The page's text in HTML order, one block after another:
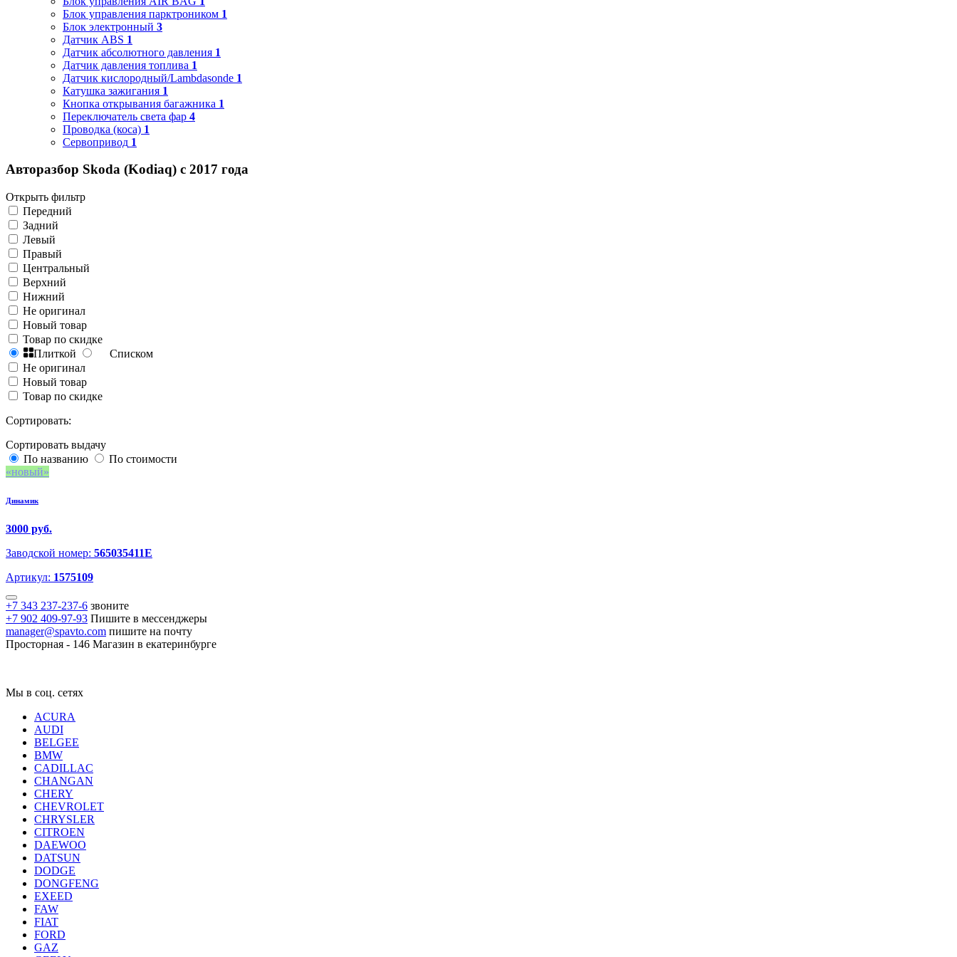
Блок управления парктроником 1
Блок электронный 3
Датчик ABS 1
Датчик абсолютного давления 1
Датчик давления топлива 1
Датчик кислородный/Lambdasonde 1
Катушка зажигания 1
Кнопка открывания багажника 1
Переключатель света фар 4
Проводка (коса) 1
Сервопривод 1
Авторазбор Skoda (Kodiaq) с 2017 года
Открыть фильтр
Передний
Задний
Левый
Правый
Центральный
Верхний
Нижний
Не оригинал
Новый товар
Товар по скидке
Плиткой
Списком
Не оригинал
Новый товар
Товар по скидке
Сортировать:
Сортировать выдачу
По названию
По стоимости
новый
Динамик
3000 руб.
Заводской номер: 565035411E
Артикул: 1575109
+7 343 237-237-6 звоните
+7 902 409-97-93 Пишите в мессенджеры
manager@spavto.com пишите на почту
Просторная - 146 Магазин в екатеринбурге
Мы в соц. сетях
ACURA
AUDI
BELGEE
BMW
CADILLAC
CHANGAN
CHERY
CHEVROLET
CHRYSLER
CITROEN
DAEWOO
DATSUN
DODGE
DONGFENG
EXEED
FAW
FIAT
FORD
GAZ